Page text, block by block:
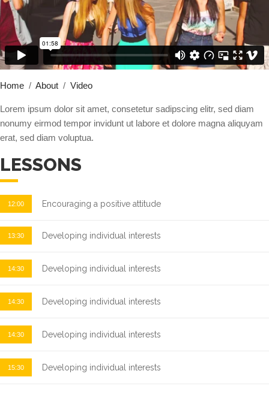
Home / About / Video
Lorem ipsum dolor sit amet, consetetur sadipscing elitr, sed diam
nonumy eirmod tempor invidunt ut labore et dolore magna aliquyam
erat, sed diam voluptua.
LESSONS
12:00 Encouraging a positive attitude
13:30 Developing individual interests
14:30 Developing individual interests
14:30 Developing individual interests
14:30 Developing individual interests
15:30 Developing individual interests